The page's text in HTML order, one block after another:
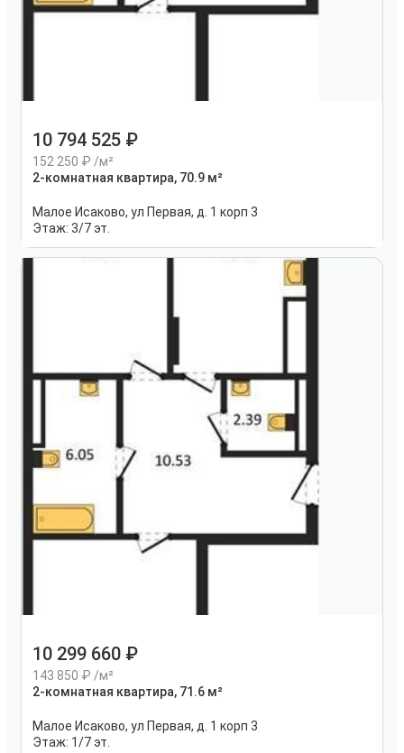
10 794 525
152 250
/м²
2-комнатная квартира, 70.9 м²
Малое Исаково, ул Первая, д. 1 корп 3
Этаж: 3/7 эт.
10 299 660
143 850
/м²
2-комнатная квартира, 71.6 м²
Малое Исаково, ул Первая, д. 1 корп 3
Этаж: 1/7 эт.